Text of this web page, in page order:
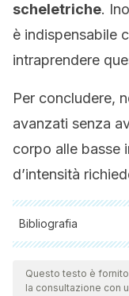
scheletriche.
è indispensabile
intraprendere
Per concludere,
avanzati senza
corpo alle basse
d’intensità
Bibliografia
Tutte le fonti citate
team per garantirne
validità. La
Questo testo è
la consultazione con